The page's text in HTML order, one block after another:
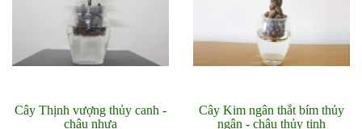
Cây Thịnh vượng thủy canh -
chậu nhựa
Cây Kim ngân thắt bím thủy
ngân - chậu thủy tinh